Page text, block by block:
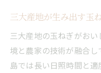
三大産地が生み出す玉
三大産地の玉ねぎがお
境と農家の技術が融合
島では長い日照時間と